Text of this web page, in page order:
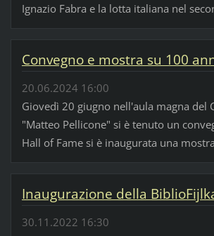
Ignazio Fabra e la lotta italiana nel
Convegno e mostra su 100
20.06.2024 16:00
Giovedì 20 giugno nell'aula magna del
"Matteo Pellicone" si è tenuto un
Hall of Fame si è inaugurata una
Inaugurazione della
30.11.2022 16:30